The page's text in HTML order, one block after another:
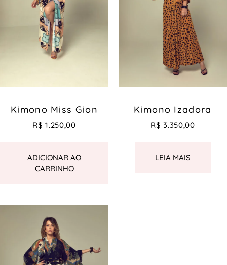
Kimono Miss Gion
R$ 1.250,00
ADICIONAR AO
CARRINHO
Kimono Izadora
R$ 3.350,00
LEIA MAIS